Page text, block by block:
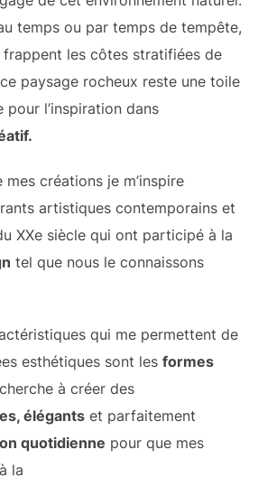
temps ou par temps de tempête,
frappent les côtes stratifiées de
paysage rocheux reste une toile
l’inspiration dans
créations je m’inspire
artistiques contemporains et
XXe siècle qui ont participé à la
tel que nous le connaissons
qui me permettent de
esthétiques sont les formes
à créer des
élégantset parfaitement
quotidienne pour que mes
la